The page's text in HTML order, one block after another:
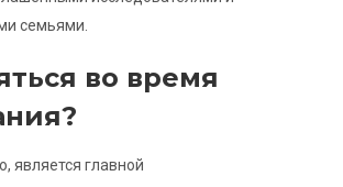
семьями.
во время
является главной